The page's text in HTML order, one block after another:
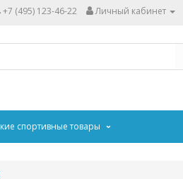
+7 (495) 123-46-22 Личный кабинет
спортивные товары